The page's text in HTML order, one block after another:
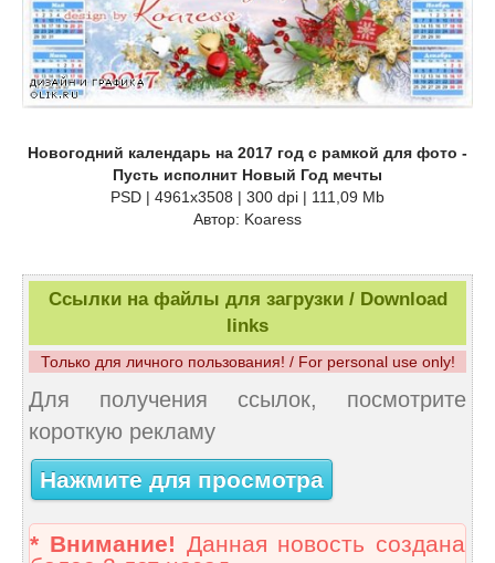
Новогодний календарь на 2017 год с рамкой для фото -
Пусть исполнит Новый Год мечты
PSD | 4961x3508 | 300 dpi | 111,09 Mb
Автор: Koaress
Ссылки на файлы для загрузки / Download
links
Только для личного пользования! / For personal use only!
Для получения ссылок, посмотрите
короткую рекламу
Нажмите для просмотра
* Внимание! Данная новость создана